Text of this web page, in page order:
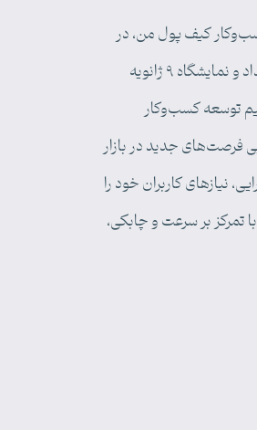
کیف پول من، در
استودیو راه‌کار چهارمین رویداد و نمایشگاه ۹ ژانویه
توسعه کسب‌وکار
جدید در بازار
نیازهای کاربران خود را
تمرکز بر سرعت و چابکی،